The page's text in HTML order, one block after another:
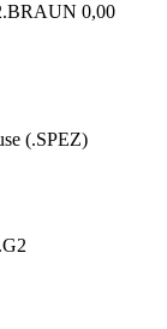
0,00
(.SPEZ)